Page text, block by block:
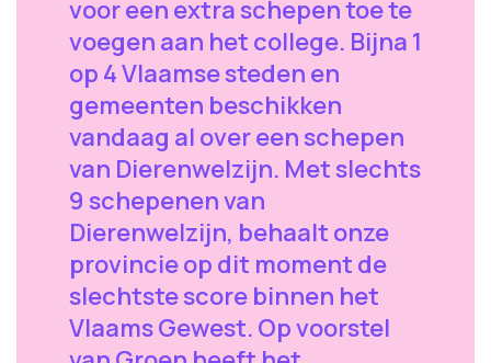
voor een extra schepen toe te
voegen aan het college. Bijna 1
op 4 Vlaamse steden en
gemeenten beschikken
vandaag al over een schepen
van Dierenwelzijn. Met slechts
9 schepenen van
Dierenwelzijn, behaalt onze
provincie op dit moment de
slechtste score binnen het
Vlaams Gewest. Op voorstel